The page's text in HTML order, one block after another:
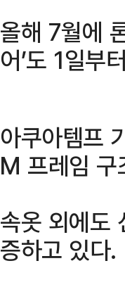
올해 7월에
어’도 1일
아쿠아템프
M 프레임 구
속옷 외에도
증하고 있다.